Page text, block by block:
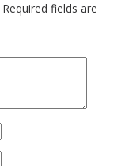
Required fields are